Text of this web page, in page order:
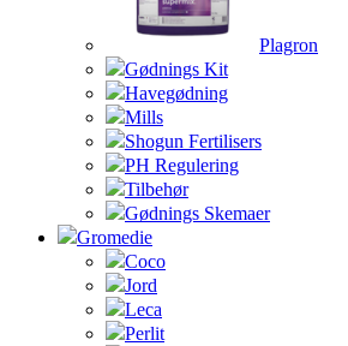
Plagron
Gødnings Kit
Havegødning
Mills
Shogun Fertilisers
PH Regulering
Tilbehør
Gødnings Skemaer
Gromedie
Coco
Jord
Leca
Perlit